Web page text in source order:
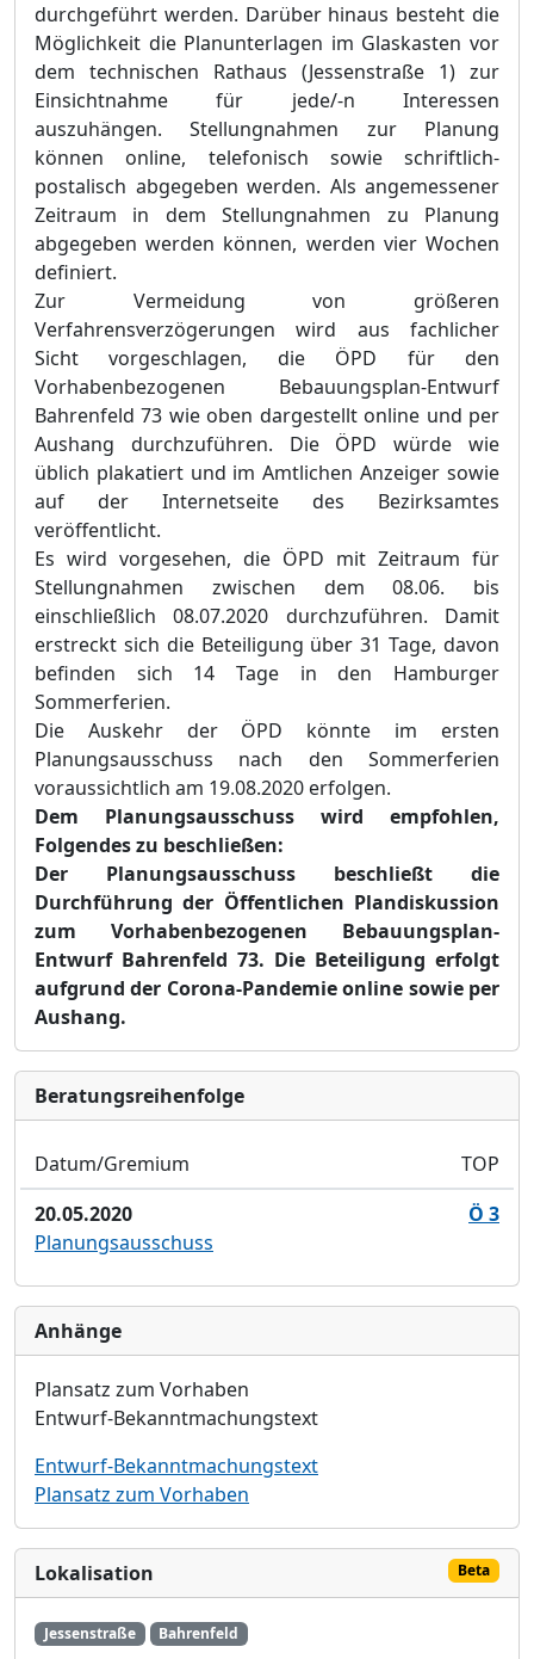
durchgeführt werden. Darüber hinaus besteht die
Möglichkeit die Planunterlagen im Glaskasten vor
dem technischen Rathaus (Jessenstraße 1) zur
Einsichtnahme für jede/-n Interessen
auszuhängen. Stellungnahmen zur Planung
können online, telefonisch sowie schriftlich-
postalisch abgegeben werden. Als angemessener
Zeitraum in dem Stellungnahmen zu Planung
abgegeben werden können, werden vier Wochen
definiert.
Zur Vermeidung von größeren
Verfahrensverzögerungen wird aus fachlicher
Sicht vorgeschlagen, die ÖPD für den
Vorhabenbezogenen Bebauungsplan-Entwurf
Bahrenfeld 73 wie oben dargestellt online und per
Aushang durchzuführen. Die ÖPD würde wie
üblich plakatiert und im Amtlichen Anzeiger sowie
auf der Internetseite des Bezirksamtes
veröffentlicht.
Es wird vorgesehen, die ÖPD mit Zeitraum für
Stellungnahmen zwischen dem 08.06. bis
einschließlich 08.07.2020 durchzuführen. Damit
erstreckt sich die Beteiligung über 31 Tage, davon
befinden sich 14 Tage in den Hamburger
Sommerferien.
Die Auskehr der ÖPD könnte im ersten
Planungsausschuss nach den Sommerferien
voraussichtlich am 19.08.2020 erfolgen.
Dem Planungsausschuss wird empfohlen,
Folgendes zu beschließen:
Der Planungsausschuss beschließt die
Durchführung der Öffentlichen Plandiskussion
zum Vorhabenbezogenen Bebauungsplan-
Entwurf Bahrenfeld 73. Die Beteiligung erfolgt
aufgrund der Corona-Pandemie online sowie per
Aushang.
Bera­tungs­reihen­folge
Datum/Gremium
TOP
20.05.2020
Ö 3
Planungsausschuss
Anhänge
Plansatz zum Vorhaben
Entwurf-Bekanntmachungstext
Entwurf-Bekanntmachungstext
Plansatz zum Vorhaben
Lokalisation Beta
Jessenstraße Bahrenfeld